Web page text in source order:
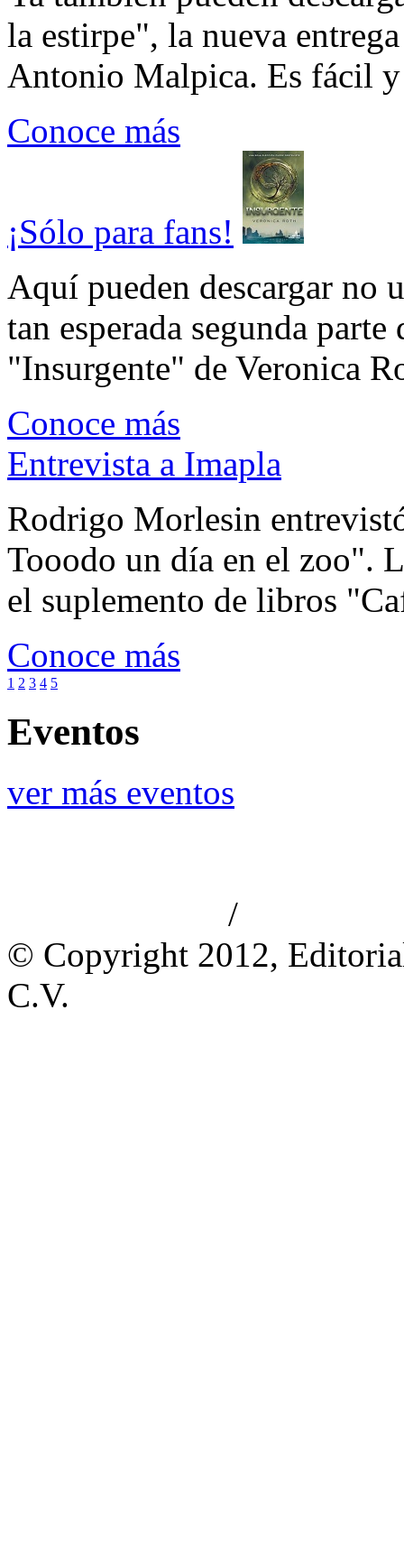
la estirpe", la nueva
Antonio Malpica. Es fácil
Conoce más
¡Sólo para fans!
Aquí pueden descargar no
tan esperada segunda
"Insurgente" de Veronica
Conoce más
Entrevista a Imapla
Rodrigo Morlesin
Tooodo un día en el zoo".
el suplemento de libros
Conoce más
1 2 3 4 5
Eventos
ver más eventos
/
© Copyright 2012,
C.V.